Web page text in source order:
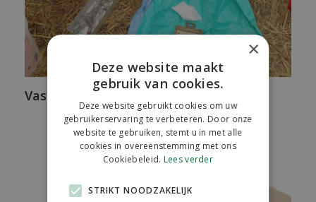
Vasectomie Hert
×
Deze website maakt
gebruik van cookies.
Deze website gebruikt cookies om uw
gebruikerservaring te verbeteren. Door onze
website te gebruiken, stemt u in met alle
cookies in overeenstemming met ons
Cookiebeleid. Lees verder
STRIKT NOODZAKELIJK